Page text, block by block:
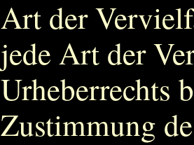
Art der
jede Art der
Urheberrechts
Zustimmung